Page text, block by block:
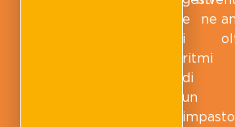
e
i
ritmi
di
un
impasto
ne